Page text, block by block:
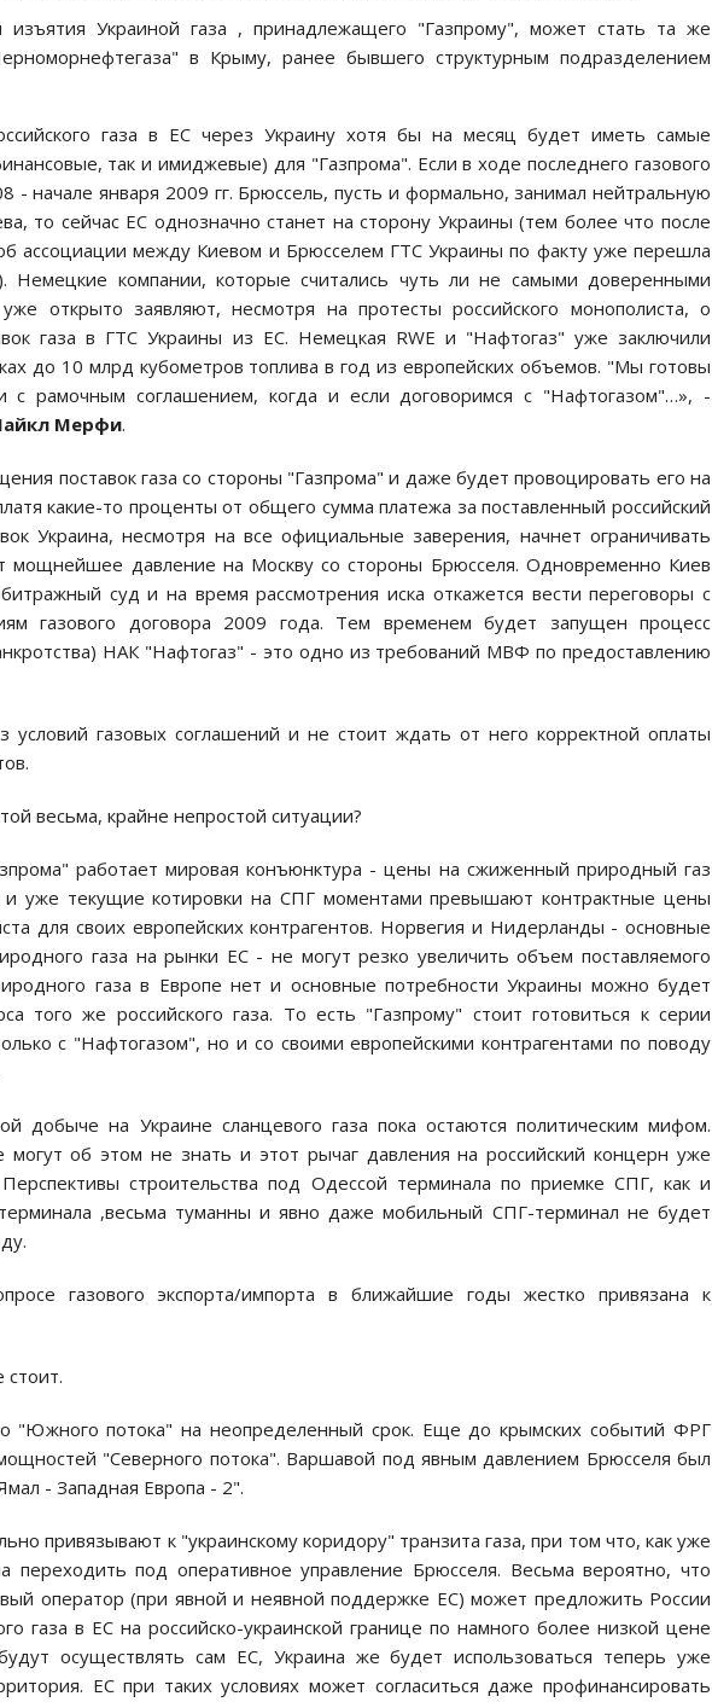
изъятия Украиной газа , принадлежащего "Газпрому", может стать та же
в Крыму, ранее бывшего структурным подразделением
газа в ЕС через Украину хотя бы на месяц будет иметь самые
так и имиджевые) для "Газпрома". Если в ходе последнего газового
- начале января 2009 гг. Брюссель, пусть и формально, занимал нейтральную
то сейчас ЕС однозначно станет на сторону Украины (тем более что после
ассоциации между Киевом и Брюсселем ГТС Украины по факту уже перешла
Немецкие компании, которые считались чуть ли не самыми доверенными
открыто заявляют, несмотря на протесты российского монополиста, о
газа в ГТС Украины из ЕС. Немецкая RWE и "Нафтогаз" уже заключили
до 10 млрд кубометров топлива в год из европейских объемов. "Мы готовы
с рамочным соглашением, когда и если договоримся с "Нафтогазом"…», -
Мерфи.
поставок газа со стороны "Газпрома" и даже будет провоцировать его на
какие-то проценты от общего сумма платежа за поставленный российский
Украина, несмотря на все официальные заверения, начнет ограничивать
мощнейшее давление на Москву со стороны Брюсселя. Одновременно Киев
суд и на время рассмотрения иска откажется вести переговоры с
газового договора 2009 года. Тем временем будет запущен процесс
НАК "Нафтогаз" - это одно из требований МВФ по предоставлению
газовых соглашений и не стоит ждать от него корректной оплаты
весьма, крайне непростой ситуации?
работает мировая конъюнктура - цены на сжиженный природный газ
уже текущие котировки на СПГ моментами превышают контрактные цены
для своих европейских контрагентов. Норвегия и Нидерланды - основные
газа на рынки ЕС - не могут резко увеличить объем поставляемого
газа в Европе нет и основные потребности Украины можно будет
того же российского газа. То есть "Газпрому" стоит готовиться к серии
с "Нафтогазом", но и со своими европейскими контрагентами по поводу
добыче на Украине сланцевого газа пока остаются политическим мифом.
могут об этом не знать и этот рычаг давления на российский концерн уже
строительства под Одессой терминала по приемке СПГ, как и
,весьма туманны и явно даже мобильный СПГ-терминал не будет
газового экспорта/импорта в ближайшие годы жестко привязана к
стоит.
"Южного потока" на неопределенный срок. Еще до крымских событий ФРГ
"Северного потока". Варшавой под явным давлением Брюсселя был
- Западная Европа - 2".
привязывают к "украинскому коридору" транзита газа, при том что, как уже
переходить под оперативное управление Брюсселя. Весьма вероятно, что
оператор (при явной и неявной поддержке ЕС) может предложить России
газа в ЕС на российско-украинской границе по намного более низкой цене
осуществлять сам ЕС, Украина же будет использоваться теперь уже
ЕС при таких условиях может согласиться даже профинансировать